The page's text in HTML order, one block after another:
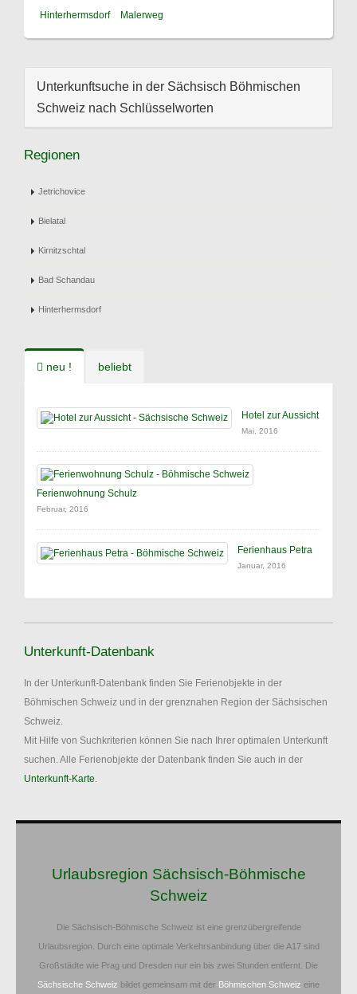
Hinterhermsdorf
Malerweg
Unterkunftsuche in der Sächsisch Böhmischen
Schweiz nach Schlüsselworten
Regionen
Jetrichovice
Bielatal
Kirnitzschtal
Bad Schandau
Hinterhermsdorf
neu ! beliebt
Hotel zur Aussicht
Mai, 2016
Ferienwohnung Schulz
Februar, 2016
Ferienhaus Petra
Januar, 2016
Unterkunft-Datenbank
In der Unterkunft-Datenbank finden Sie Ferienobjekte in der
Böhmischen Schweiz und in der grenznahen Region der Sächsischen
Schweiz.
Mit Hilfe von Suchkriterien können Sie nach Ihrer optimalen Unterkunft
suchen. Alle Ferienobjekte der Datenbank finden Sie auch in der
Unterkunft-Karte.
Urlaubsregion Sächsisch-Böhmische
Schweiz
Die Sächsisch-Böhmische Schweiz ist eine grenzübergreifende
Urlaubsregion. Durch eine optimale Verkehrsanbindung über die A17 sind
Großstädte wie Prag und Dresden nur ein bis zwei Stunden entfernt. Die
Sächsische Schweiz bildet gemeinsam mit der Böhmischen Schweiz eine